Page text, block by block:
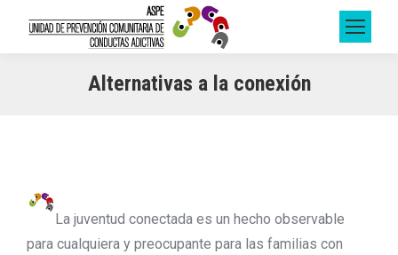
Alternativas a la conexión
La juventud conectada es un hecho observable
para cualquiera y preocupante para las familias con